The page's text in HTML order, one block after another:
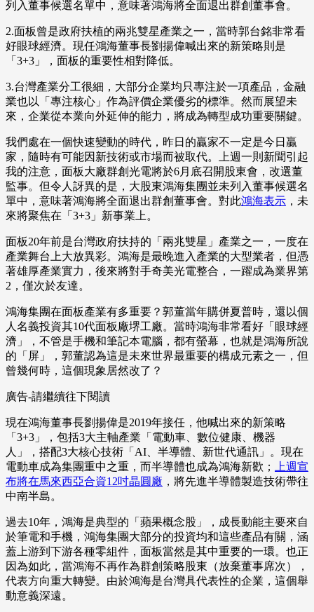
列入董事候選名單中，意味著鴻海將全面退出群創董事會。
2.面板曾是政府扶植的兩兆雙星產業之一，當時郭台銘非常看
好眼球經濟。現任鴻海董事長劉揚偉喊出來的新策略則是
「3+3」，面板的重要性相對降低。
3.台灣產業分工很細，大部分企業均只專注於一項產品，金融
業也以「專注核心」作為評價企業優劣的標準。然而展望未
來，企業從本業向外延伸的能力，將成為轉型成功重要關鍵。
我們處在一個快速變動的時代，昨日的贏家不一定是今日贏
家，隨時有可能因新技術或市場而被取代。上週一則新聞引起
我的注意，面板大廠群創光電將於6月底召開股東會，改選董
監事。但令人訝異的是，大股東鴻海集團並未列入董事候選名
單中，意味著鴻海將全面退出群創董事會。對此鴻海表示 ，未
來將聚焦在「3+3」新事業上。
面板20年前是台灣政府扶持的「兩兆雙星」產業之一，一度在
產業舞台上大放異彩。鴻海是最晚進入產業的大型業者，但憑
著雄厚產業實力，後來將對手奇美光電整合，一躍成為業界第
2，僅次於友達。
鴻海集團在面板產業有多重要？郭董當年購併夏普時，還以個
人名義投資其10代面板廠堺工廠。當時鴻海非常看好「眼球經
濟」，不管是手機和筆記本電腦，都有螢幕，也就是鴻海所說
的「屏」，郭董認為這是未來世界最重要的構成元素之一，但
曾幾何時，這個現象居然改了？
廣告-請繼續往下閱讀
現在鴻海董事長劉揚偉是2019年接任，他喊出來的新策略
「3+3」，包括3大主軸產業「電動車、數位健康、機器
人」，搭配3大核心技術「AI、半導體、新世代通訊」。現在
電動車成為集團重中之重，而半導體也成為鴻海新歡； 上週宣
布將在馬來西亞合資12吋晶圓廠 ，將先進半導體製造技術帶往
中南半島。
過去10年，鴻海是典型的「蘋果概念股」，成長動能主要來自
於筆電和手機，鴻海集團大部分的投資均和這些產品有關，涵
蓋上游到下游各種零組件，面板當然是其中重要的一環。也正
因為如此，當鴻海不再作為群創策略股東（放棄董事席次），
代表方向重大轉變。由於鴻海是台灣具代表性的企業，這個舉
動意義深遠。